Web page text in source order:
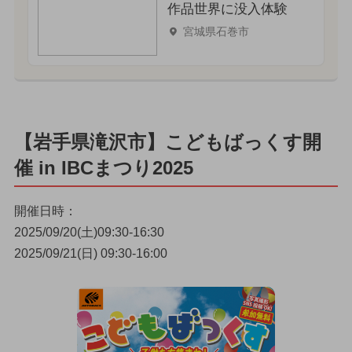
作品世界に没入体験
宮城県石巻市
【岩手県滝沢市】こどもばっくす開
催 in IBCまつり2025
開催日時：
2025/09/20(土)09:30-16:30
2025/09/21(日) 09:30-16:00